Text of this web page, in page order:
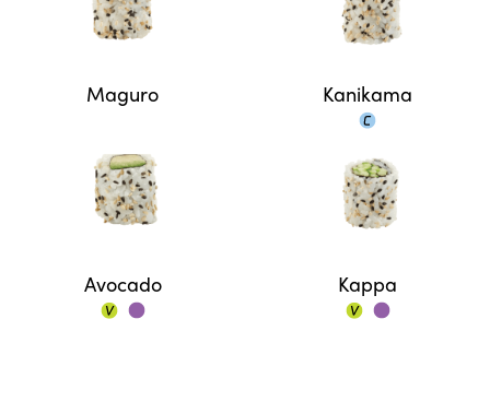
Maguro Kanikama
Avocado Kappa